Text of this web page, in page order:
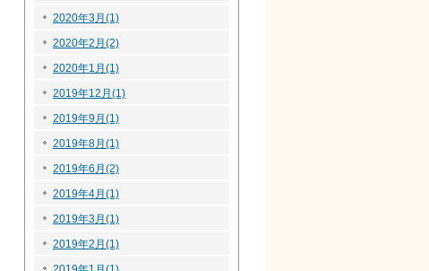
2020年3月(1)
2020年2月(2)
2020年1月(1)
2019年12月(1)
2019年9月(1)
2019年8月(1)
2019年6月(2)
2019年4月(1)
2019年3月(1)
2019年2月(1)